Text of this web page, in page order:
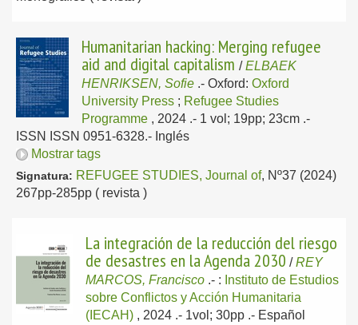
Humanitarian hacking: Merging refugee
aid and digital capitalism /ELBAEK
HENRIKSEN, Sofie .- Oxford: Oxford
University Press ; Refugee Studies
Programme , 2024 .- 1 vol; 19pp; 23cm .-
ISSN ISSN 0951-6328.- Inglés
Mostrar tags
Signatura: REFUGEE STUDIES, Journal of, Nº37 (2024)
267pp-285pp ( revista )
La integración de la reducción del riesgo
de desastres en la Agenda 2030 /REY
MARCOS, Francisco .- : Instituto de Estudios
sobre Conflictos y Acción Humanitaria
(IECAH) , 2024 .- 1vol; 30pp .- Español